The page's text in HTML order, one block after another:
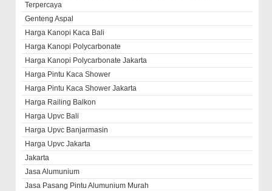
Terpercaya
Genteng Aspal
Harga Kanopi Kaca Bali
Harga Kanopi Polycarbonate
Harga Kanopi Polycarbonate Jakarta
Harga Pintu Kaca Shower
Harga Pintu Kaca Shower Jakarta
Harga Railing Balkon
Harga Upvc Bali
Harga Upvc Banjarmasin
Harga Upvc Jakarta
Jakarta
Jasa Alumunium
Jasa Pasang Pintu Alumunium Murah